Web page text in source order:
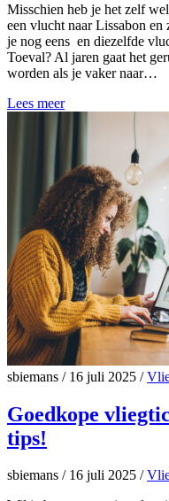
Misschien heb je het zelf
een vlucht naar Lissabon
je nog eens en diezelfde
Toeval? Al jaren gaat het
worden als je vaker naar…
Lees meer
sbiemans /16 juli 2025 /
Goedkope
tips!
sbiemans /16 juli 2025 /